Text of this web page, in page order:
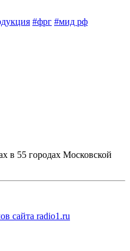
#фрг #мид рф
в 55 городах Московской
сайта radio1.ru